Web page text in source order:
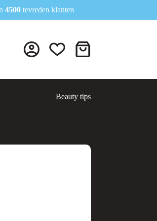
4500tevreden klanten
Winkelwagen
Beauty tips